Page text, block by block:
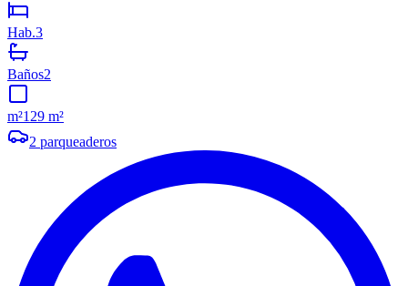
Hab.3
Baños2
m²129 m²
2 parqueaderos